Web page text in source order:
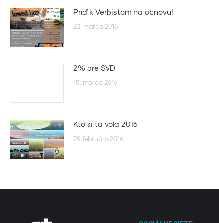
Príď k Verbistom na obnovu!
22. marca 2016
2% pre SVD
15. marca 2016
Kto si ťa volá 2016
29. februára 2016